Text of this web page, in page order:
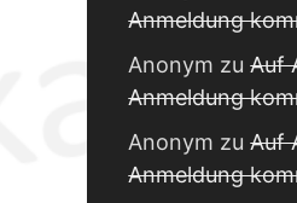
Anmeldung
Anonym zuAuf
Anmeldung
Anonym zuAuf
Anmeldung